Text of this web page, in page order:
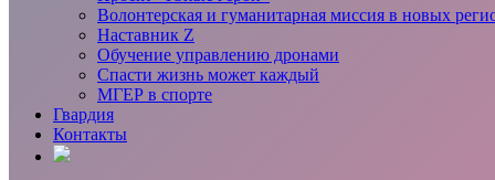
Волонтерская и гуманитарная миссия в новых
Наставник Z
Обучение управлению дронами
Спасти жизнь может каждый
МГЕР в спорте
Гвардия
Контакты